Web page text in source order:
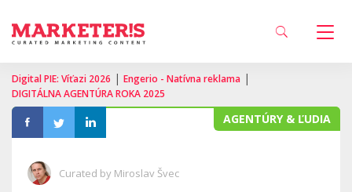
Digital PIE: Víťazi 2026 | Engerio - Natívna reklama |
DIGITÁLNA AGENTÚRA ROKA 2025
AGENTÚRY & ĽUDIA
Curated by Miroslav Švec